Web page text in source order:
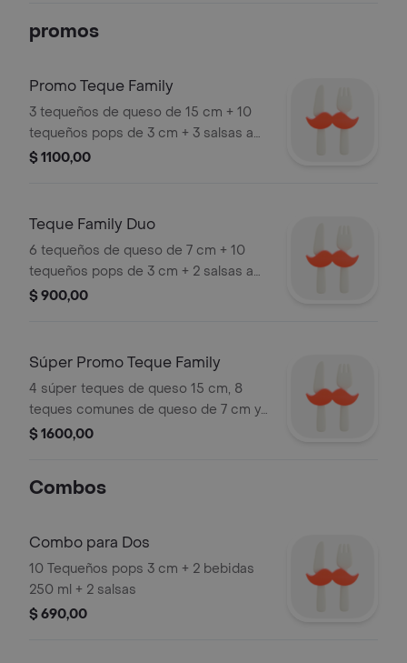
promos
Promo Teque Family
3 tequeños de queso de 15 cm + 10
tequeños pops de 3 cm + 3 salsas a
elegir.
$ 1100,00
Teque Family Duo
6 tequeños de queso de 7 cm + 10
tequeños pops de 3 cm + 2 salsas a
elegir.
$ 900,00
Súper Promo Teque Family
4 súper teques de queso 15 cm, 8
teques comunes de queso de 7 cm y
10 de teques pops de 3cm. tres
$ 1600,00
Combos
Combo para Dos
10 Tequeños pops 3 cm + 2 bebidas
250 ml + 2 salsas
$ 690,00